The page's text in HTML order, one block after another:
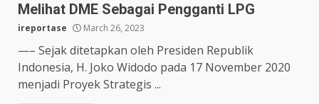
Melihat DME Sebagai Pengganti LPG
ireportase March 26, 2023
—– Sejak ditetapkan oleh Presiden Republik
Indonesia, H. Joko Widodo pada 17 November 2020
menjadi Proyek Strategis ...